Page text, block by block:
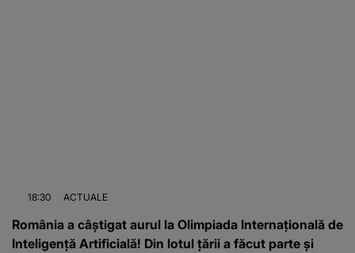
18:30 ACTUALE
România a câștigat aurul la Olimpiada Internațională de
Inteligență Artificială! Din lotul țării a făcut parte și